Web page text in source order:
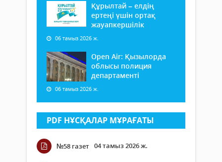
Құрылтай – елдің
ертеңі үшін ортақ
жауапкершілік
06 тамыз 2026 ж.
Open Air: Қызылорда
облысы полиция
департаменті
06 тамыз 2026 ж.
PDF НҰСҚАЛАР МҰРАҒАТЫ
№58 газет 04 тамыз 2026 ж.